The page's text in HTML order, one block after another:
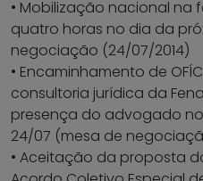
• Mobilização nacional
quatro horas no dia da
negociação (24/07/2014)
• Encaminhamento de
consultoria jurídica da
presença do advogado
24/07 (mesa de
• Aceitação da proposta